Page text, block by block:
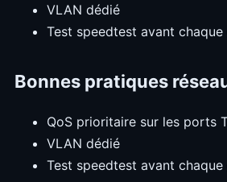
VLAN dédié
Test speedtest avant
Bonnes pratiques
QoS prioritaire sur les ports
VLAN dédié
Test speedtest avant